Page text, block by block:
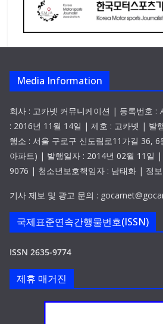
Media Information
회사 : 고카넷 커뮤니케이션 | 등록번호 :
: 2016년 11월 14일 | 제호 : 고카넷 | 발
행소 : 서울 구로구 신도림로11가길 36,
아파트) | 발행일자 : 2014년 02월 11일
9076 | 청소년보호책임자 : 남태화 | 정
기사 제보 및 광고 문의 :
국제표준연속간행물번호(ISSN)
ISSN 2635-9774
제휴 매거진